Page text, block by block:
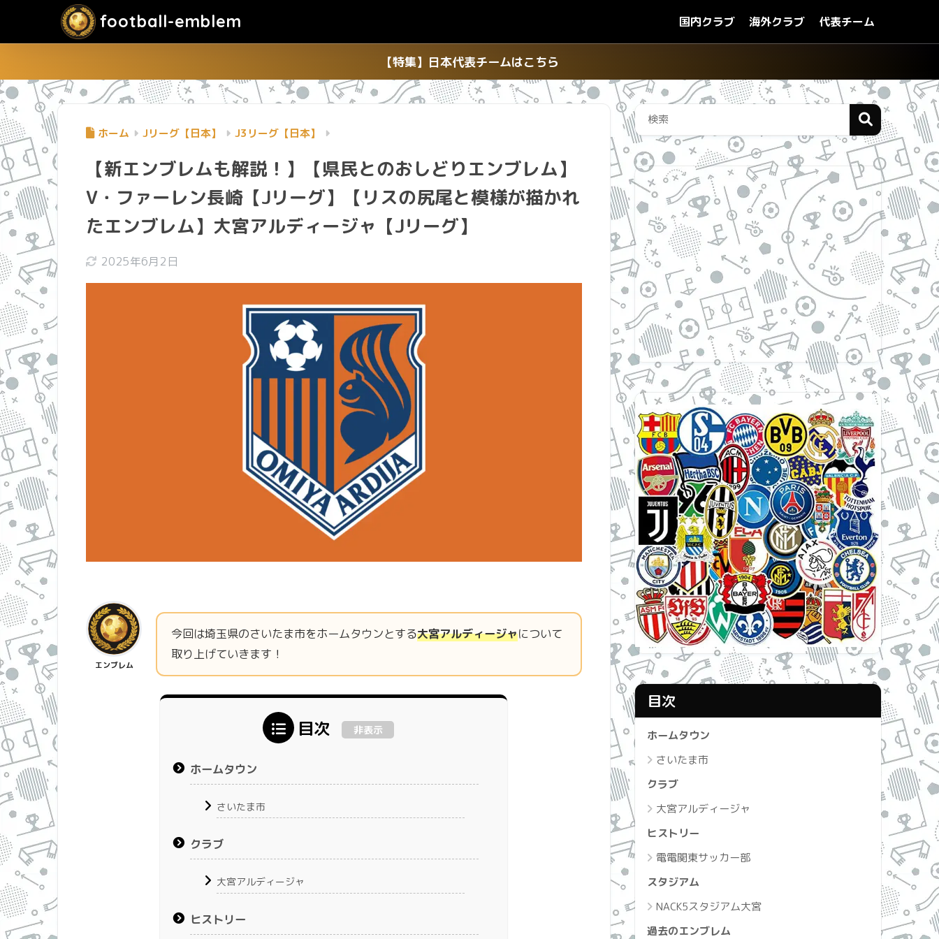
football-emblem 国内クラブ 海外クラブ 代表チーム
【特集】日本代表チームはこちら
ホーム Jリーグ【日本】 J3リーグ【日本】
【新エンブレムも解説！】【県民とのおしどりエンブレム】
V・ファーレン長崎【Jリーグ】【リスの尻尾と模様が描かれ
たエンブレム】大宮アルディージャ【Jリーグ】
2025年6月2日
エンブレム
今回は埼玉県のさいたま市をホームタウンとする大宮アルディージャについて
取り上げていきます！
目次 非表示
ホームタウン
さいたま市
クラブ
大宮アルディージャ
ヒストリー
目次
ホームタウン
さいたま市
クラブ
大宮アルディージャ
ヒストリー
電電関東サッカー部
スタジアム
NACK5スタジアム大宮
過去のエンブレム